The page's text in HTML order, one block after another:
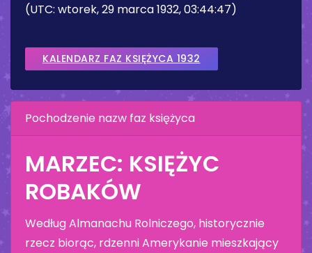
(UTC: wtorek, 29 marca 1932, 03:44:47)
KALENDARZ FAZ KSIĘŻYCA 1932
Pochodzenie nazw faz księżyca
MARZEC: KSIĘŻYC
ROBAKÓW
Według Almanachu Rolniczego, historycznie
rzecz biorąc, rdzenni Amerykanie mieszkający